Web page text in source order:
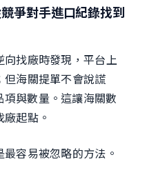
爭對手進口紀錄找到
向找廠時發現，平台上
海關提單不會說謊
與數量。這讓海關數
起點。
容易被忽略的方法。